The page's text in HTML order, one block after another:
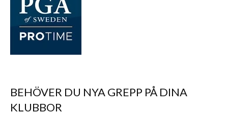
BEHÖVER DU NYA GREPP PÅ DINA
KLUBBOR